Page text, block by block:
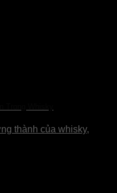
thành của whisky,